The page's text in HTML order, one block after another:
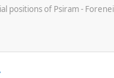
positions of Psiram -